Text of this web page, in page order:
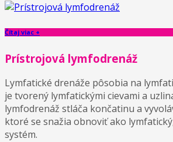
Čítaj viac +
Prístrojová lymfodrenáž
Lymfatické drenáže pôsobia na
je tvorený lymfatickými cievami a
lymfodrenáž stláča končatinu a
ktoré se snažia obnoviť ako
systém.